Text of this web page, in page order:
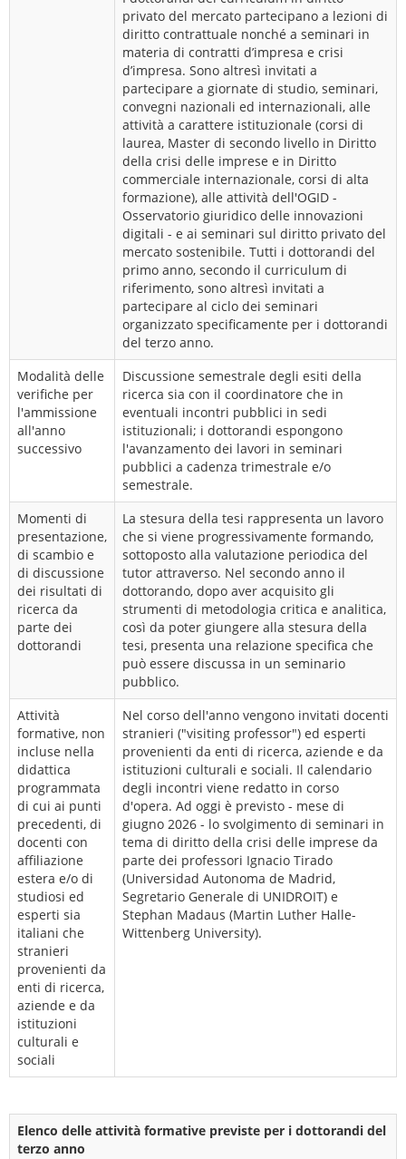
privato del mercato partecipano a lezioni di
diritto contrattuale nonché a seminari in
materia di contratti d’impresa e crisi
d’impresa. Sono altresì invitati a
partecipare a giornate di studio, seminari,
convegni nazionali ed internazionali, alle
attività a carattere istituzionale (corsi di
laurea, Master di secondo livello in Diritto
della crisi delle imprese e in Diritto
commerciale internazionale, corsi di alta
formazione), alle attività dell'OGID -
Osservatorio giuridico delle innovazioni
digitali - e ai seminari sul diritto privato del
mercato sostenibile. Tutti i dottorandi del
primo anno, secondo il curriculum di
riferimento, sono altresì invitati a
partecipare al ciclo dei seminari
organizzato specificamente per i dottorandi
del terzo anno.
Modalità delle
verifiche per
l'ammissione
all'anno
successivo
Discussione semestrale degli esiti della
ricerca sia con il coordinatore che in
eventuali incontri pubblici in sedi
istituzionali; i dottorandi espongono
l'avanzamento dei lavori in seminari
pubblici a cadenza trimestrale e/o
semestrale.
Momenti di
presentazione,
di scambio e
di discussione
dei risultati di
ricerca da
parte dei
dottorandi
La stesura della tesi rappresenta un lavoro
che si viene progressivamente formando,
sottoposto alla valutazione periodica del
tutor attraverso. Nel secondo anno il
dottorando, dopo aver acquisito gli
strumenti di metodologia critica e analitica,
così da poter giungere alla stesura della
tesi, presenta una relazione specifica che
può essere discussa in un seminario
pubblico.
Attività
formative, non
incluse nella
didattica
programmata
di cui ai punti
precedenti, di
docenti con
affiliazione
estera e/o di
studiosi ed
esperti sia
italiani che
stranieri
provenienti da
enti di ricerca,
aziende e da
istituzioni
culturali e
sociali
Nel corso dell'anno vengono invitati docenti
stranieri ("visiting professor") ed esperti
provenienti da enti di ricerca, aziende e da
istituzioni culturali e sociali. Il calendario
degli incontri viene redatto in corso
d'opera. Ad oggi è previsto - mese di
giugno 2026 - lo svolgimento di seminari in
tema di diritto della crisi delle imprese da
parte dei professori Ignacio Tirado
(Universidad Autonoma de Madrid,
Segretario Generale di UNIDROIT) e
Stephan Madaus (Martin Luther Halle-
Wittenberg University).
Elenco delle attività formative previste per i dottorandi del
terzo anno